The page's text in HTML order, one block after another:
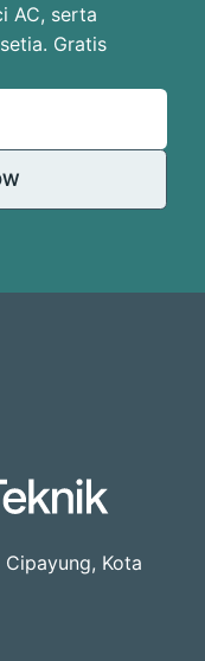
AC, serta
Gratis
Cipayung, Kota